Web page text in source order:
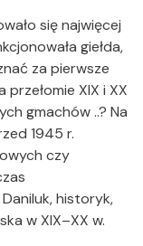
się najwięcej
giełda,
za pierwsze
XIX i XX
gmachów ..? Na
1945 r.
czy
historyk,
w XIX–XX w.